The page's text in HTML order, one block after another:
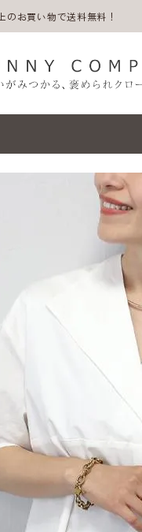
のお買い物で送料無料！